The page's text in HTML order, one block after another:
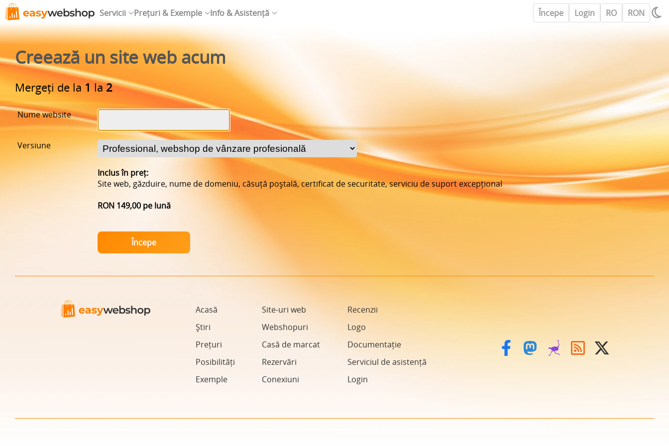
Servicii Prețuri & Exemple Info & Asistență Începe Login RO RON
Creează un site web acum
Mergeți de la 1 la2
Nume website
Versiune
Inclus în preț:
Site web, găzduire, nume de domeniu, căsuță poștală, certificat de securitate, serviciu de suport excepțional
RON 149,00 pe lună
Acasă
Știri
Prețuri
Posibilități
Exemple
Site-uri web
Webshopuri
Casă de marcat
Rezervări
Conexiuni
Recenzii
Logo
Documentație
Serviciul de asistență
Login